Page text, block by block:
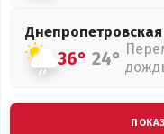
Днепропетровская
36° 24°